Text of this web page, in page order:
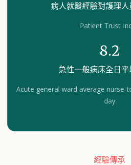
病人就醫經驗對護理
Patient Trust
8.2
急性一般病床全日
Acute general ward average
day
經驗傳承